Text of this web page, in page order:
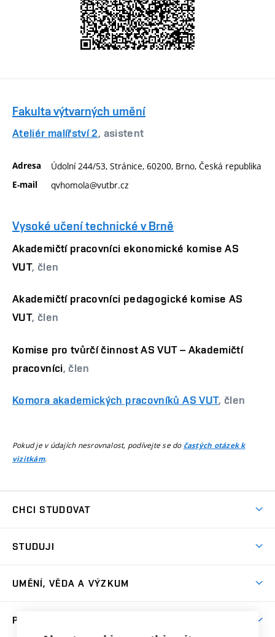
Fakulta výtvarných umění
Ateliér malířství 2, asistent
Adresa Údolní 244/53, Stránice, 60200, Brno, Česká republika
E-mail qvhomola@vutbr.cz
Vysoké učení technické v Brně
Akademičtí pracovníci ekonomické komise AS
VUT, člen
Akademičtí pracovníci pedagogické komise AS
VUT, člen
Komise pro tvůrčí činnost AS VUT – Akademičtí
pracovníci, člen
Komora akademických pracovníků AS VUT, člen
Pokud je v údajích nesrovnalost, podívejte se do častých otázek k
vizitkám.
CHCI STUDOVAT
Přijímačky
Dny otevřených dveří
Přípravné kurzy
STUDUJI
Časový plán studia
UMĚNÍ, VĚDA A VÝZKUM
PRO VEŘEJNOST